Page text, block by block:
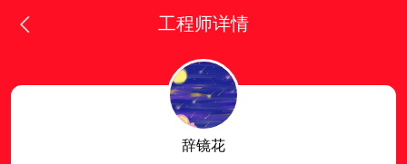
工程师详情
辞镜花